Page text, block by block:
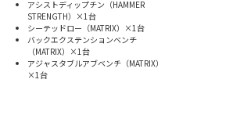
アシストディップチン（HAMMER
STRENGTH）×1台
シーテッドロー（MATRIX）×1台
バックエクステンションベンチ
（MATRIX）×1台
アジャスタブルアブベンチ（MATRIX）
×1台